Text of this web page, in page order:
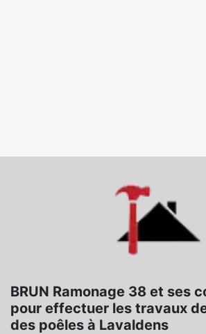
BRUN Ramonage 38 et ses
pour effectuer les travaux
des poêles à Lavaldens